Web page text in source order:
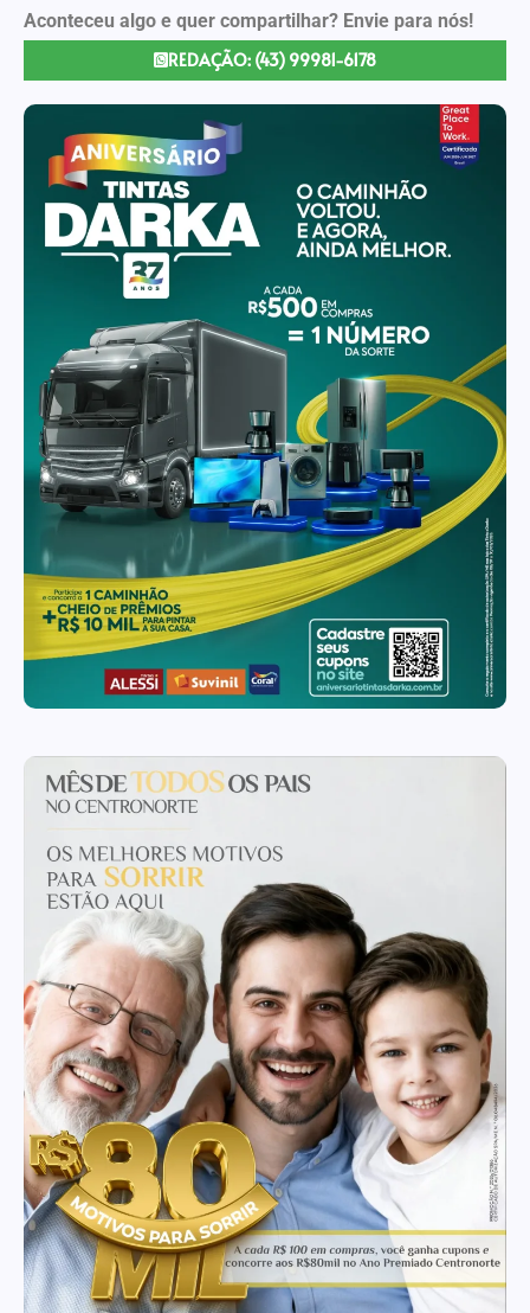
Aconteceu algo e quer compartilhar? Envie para nós!
REDAÇÃO: (43) 99981-6178